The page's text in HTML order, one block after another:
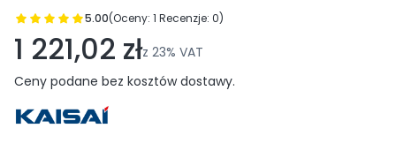
5.00(Oceny: 1 Recenzje: 0)
Przejdź do sekcji Opinie
1 221,02 złz 23% VAT
Ceny podane bez kosztów dostawy.